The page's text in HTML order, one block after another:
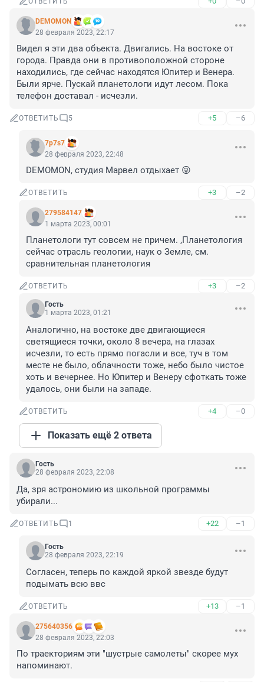
DEMOMON
28 февраля 2023, 22:17
Видел я эти два объекта. Двигались. На востоке от
города. Правда они в противоположной стороне
находились, где сейчас находятся Юпитер и Венера.
Были ярче. Пускай планетологи идут лесом. Пока
телефон доставал - исчезли.
ОТВЕТИТЬ 5 +5 –6
7p7s7
28 февраля 2023, 22:48
DEMOMON, студия Марвел отдыхает 😜
ОТВЕТИТЬ +3 –2
279584147
1 марта 2023, 00:01
Планетологи тут совсем не причем. ,Планетология
сейчас отрасль геологии, наук о Земле, см.
сравнительная планетология
ОТВЕТИТЬ +3 –2
Гость
1 марта 2023, 01:21
Аналогично, на востоке две двигающиеся
светящиеся точки, около 8 вечера, на глазах
исчезли, то есть прямо погасли и все, туч в том
месте не было, облачности тоже, небо было чистое
хоть и вечернее. Но Юпитер и Венеру сфоткать тоже
удалось, они были на западе.
ОТВЕТИТЬ +4 –0
Показать ещё 2 ответа
Гость
28 февраля 2023, 22:08
Да, зря астрономию из школьной программы
убирали...
ОТВЕТИТЬ 1 +22 –1
Гость
28 февраля 2023, 22:19
Согласен, теперь по каждой яркой звезде будут
подымать всю ввс
ОТВЕТИТЬ +13 –1
275640356
28 февраля 2023, 22:03
По траекториям эти "шустрые самолеты" скорее мух
напоминают.